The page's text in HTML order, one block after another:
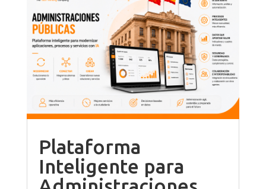
Plataforma
Inteligente para